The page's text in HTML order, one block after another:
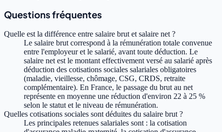
Questions fréquentes
Quelle est la différence entre salaire brut et salaire net ?
Le salaire brut correspond à la rémunération totale convenue
entre l'employeur et le salarié, avant toute déduction. Le
salaire net est le montant effectivement versé au salarié après
déduction des cotisations sociales salariales obligatoires
(maladie, vieillesse, chômage, CSG, CRDS, retraite
complémentaire). En France, le passage du brut au net
représente en moyenne une réduction d'environ 22 à 25 %
selon le statut et le niveau de rémunération.
Quelles cotisations sociales sont déduites du salaire brut ?
Les principales retenues salariales sont : la cotisation